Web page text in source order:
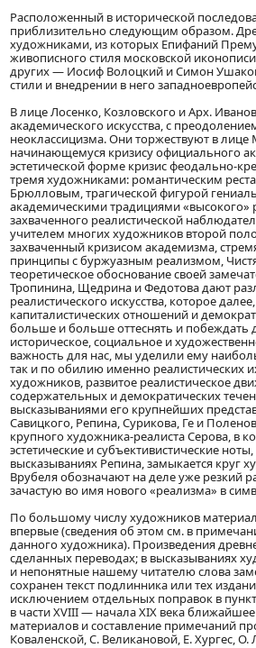
Расположенный в исторической
приблизительно следующим образом.
художниками, из которых Епифаний
живописного стиля московской
других — Иосиф Волоцкий и Симон
стили и внедрении в него
В лице Лосенко, Козловского и Арх.
академического искусства, с
неоклассицизма. Они торжествуют в лице
начинающемуся кризису официального
эстетической форме кризис феодально-
тремя художниками: романтическим
Брюлловым, трагической фигурой
академическими традициями «высокого»
захваченного реалистической
учителем многих художников второй
захваченный кризисом академизма,
принципы с буржуазным реализмом,
теоретическое обоснование своей
Тропинина, Щедрина и Федотова дают
реалистического искусства, которое
капиталистических отношений и
больше и больше оттеснять и побеждать
историческое, социальное и
важность для нас, мы уделили ему
так и по обилию именно
художников, развитое реалистическое
содержательных и демократических
высказываниями его крупнейших
Савицкого, Репина, Сурикова, Ге и
крупного художника-реалиста Серова, в
эстетические и субъективистические
высказываниях Репина, замыкается круг
Врубеля обозначают на деле уже резкий
зачастую во имя нового «реализма» в
По большому числу художников
впервые (сведения об этом см. в
данного художника). Произведения
сделанных переводах; в высказываниях
и непонятные нашему читателю слова
сохранен текст подлинника или тех
исключением отдельных поправок в
в части XVIII — начала XIX века
материалов и составление примечаний
Коваленской, С. Великановой, Е. Хургес,